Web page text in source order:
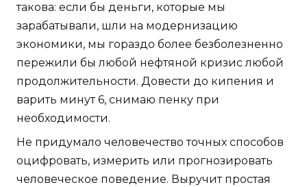
такова: если бы деньги, которые мы
зарабатывали, шли на модернизацию
экономики, мы гораздо более безболезненно
пережили бы любой нефтяной кризис любой
продолжительности. Довести до кипения и
варить минут 6, снимаю пенку при
необходимости.
Не придумало человечество точных способов
оцифровать, измерить или прогнозировать
человеческое поведение. Выручит простая